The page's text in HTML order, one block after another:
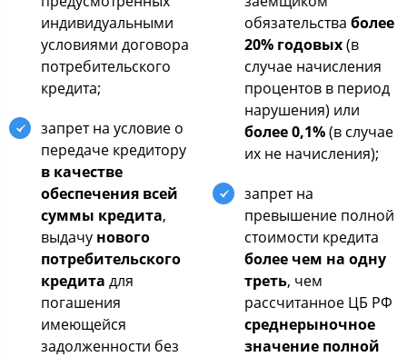
индивидуальными
условиями договора
потребительского
кредита;
запрет на условие о
передаче кредитору
в качестве
обеспечения всей
суммы кредита,
выдачу нового
потребительского
кредита для
погашения
имеющейся
задолженности без
обязательства более
20% годовых(в
случае начисления
процентов в период
нарушения) или
более 0,1%(в случае
их не начисления);
запрет на
превышение полной
стоимости кредита
более чем на одну
треть, чем
рассчитанное ЦБ РФ
среднерыночное
значение полной